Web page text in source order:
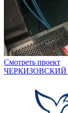
Смотреть проект